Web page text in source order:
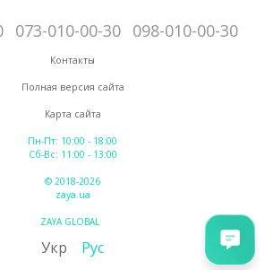
073-010-00-30 098-010-00-30
Контакты
Полная версия сайта
Карта сайта
Пн-Пт: 10:00 - 18:00
Сб-Вс: 11:00 - 13:00
© 2018-2026
zaya.ua
ZAYA GLOBAL
Укр Рус